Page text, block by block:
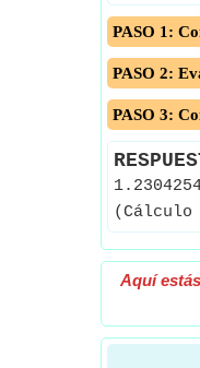
PASO 1:
PASO 2:
PASO 3:
(Cálculo
Aquí estás